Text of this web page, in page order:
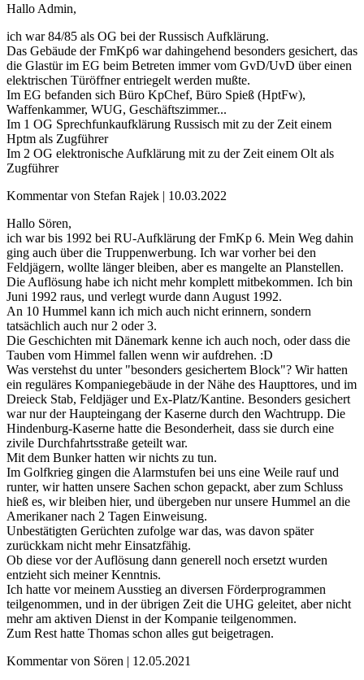
Hallo Admin,
ich war 84/85 als OG bei der Russisch Aufklärung.
Das Gebäude der FmKp6 war dahingehend besonders gesichert, das
die Glastür im EG beim Betreten immer vom GvD/UvD über einen
elektrischen Türöffner entriegelt werden mußte.
Im EG befanden sich Büro KpChef, Büro Spieß (HptFw),
Waffenkammer, WUG, Geschäftszimmer...
Im 1 OG Sprechfunkaufklärung Russisch mit zu der Zeit einem
Hptm als Zugführer
Im 2 OG elektronische Aufklärung mit zu der Zeit einem Olt als
Zugführer
Kommentar von Stefan Rajek | 10.03.2022
Hallo Sören,
ich war bis 1992 bei RU-Aufklärung der FmKp 6. Mein Weg dahin
ging auch über die Truppenwerbung. Ich war vorher bei den
Feldjägern, wollte länger bleiben, aber es mangelte an Planstellen.
Die Auflösung habe ich nicht mehr komplett mitbekommen. Ich bin
Juni 1992 raus, und verlegt wurde dann August 1992.
An 10 Hummel kann ich mich auch nicht erinnern, sondern
tatsächlich auch nur 2 oder 3.
Die Geschichten mit Dänemark kenne ich auch noch, oder dass die
Tauben vom Himmel fallen wenn wir aufdrehen. :D
Was verstehst du unter "besonders gesichertem Block"? Wir hatten
ein reguläres Kompaniegebäude in der Nähe des Haupttores, und im
Dreieck Stab, Feldjäger und Ex-Platz/Kantine. Besonders gesichert
war nur der Haupteingang der Kaserne durch den Wachtrupp. Die
Hindenburg-Kaserne hatte die Besonderheit, dass sie durch eine
zivile Durchfahrtsstraße geteilt war.
Mit dem Bunker hatten wir nichts zu tun.
Im Golfkrieg gingen die Alarmstufen bei uns eine Weile rauf und
runter, wir hatten unsere Sachen schon gepackt, aber zum Schluss
hieß es, wir bleiben hier, und übergeben nur unsere Hummel an die
Amerikaner nach 2 Tagen Einweisung.
Unbestätigten Gerüchten zufolge war das, was davon später
zurückkam nicht mehr Einsatzfähig.
Ob diese vor der Auflösung dann generell noch ersetzt wurden
entzieht sich meiner Kenntnis.
Ich hatte vor meinem Ausstieg an diversen Förderprogrammen
teilgenommen, und in der übrigen Zeit die UHG geleitet, aber nicht
mehr am aktiven Dienst in der Kompanie teilgenommen.
Zum Rest hatte Thomas schon alles gut beigetragen.
Kommentar von Sören | 12.05.2021